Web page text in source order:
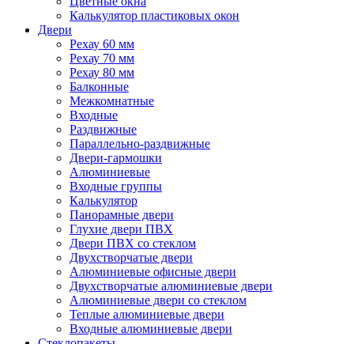
Калькулятор пластиковых окон
Двери
Рехау 60 мм
Рехау 70 мм
Рехау 80 мм
Балконные
Межкомнатные
Входные
Раздвижные
Параллельно-раздвижные
Двери-гармошки
Алюминиевые
Входные группы
Калькулятор
Панорамные двери
Глухие двери ПВХ
Двери ПВХ со стеклом
Двухстворчатые двери
Алюминиевые офисные двери
Двухстворчатые алюминиевые двери
Алюминиевые двери со стеклом
Теплые алюминиевые двери
Входные алюминиевые двери